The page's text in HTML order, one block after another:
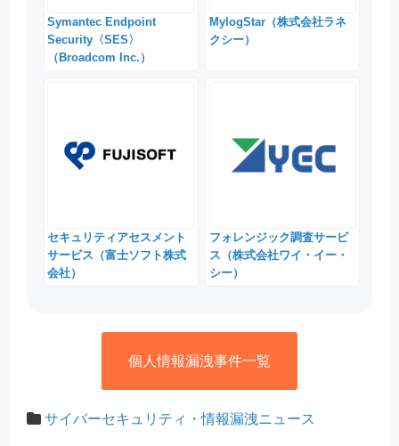
Symantec Endpoint
Security〈SES〉
（Broadcom Inc.）
MylogStar（株式会社ラネ
クシー）
セキュリティアセスメント
サービス（富士ソフト株式
会社）
フォレンジック調査サービ
ス（株式会社ワイ・イー・
シー）
個人情報漏洩事件一覧
サイバーセキュリティ・情報漏洩ニュース